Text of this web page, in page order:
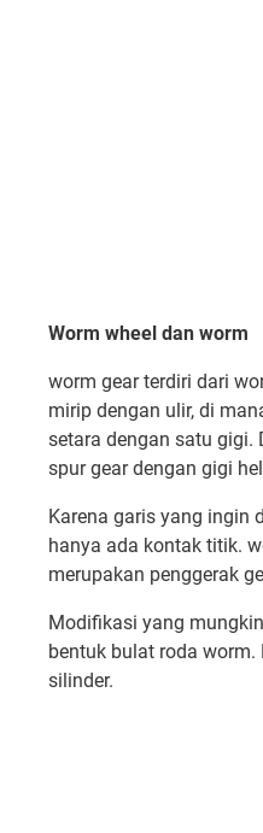
Worm wheel dan worm
worm gear terdiri dari
mirip dengan ulir, di
setara dengan satu gigi.
spur gear dengan gigi
Karena garis yang ingin
hanya ada kontak titik.
merupakan penggerak
Modifikasi yang
bentuk bulat roda
silinder.